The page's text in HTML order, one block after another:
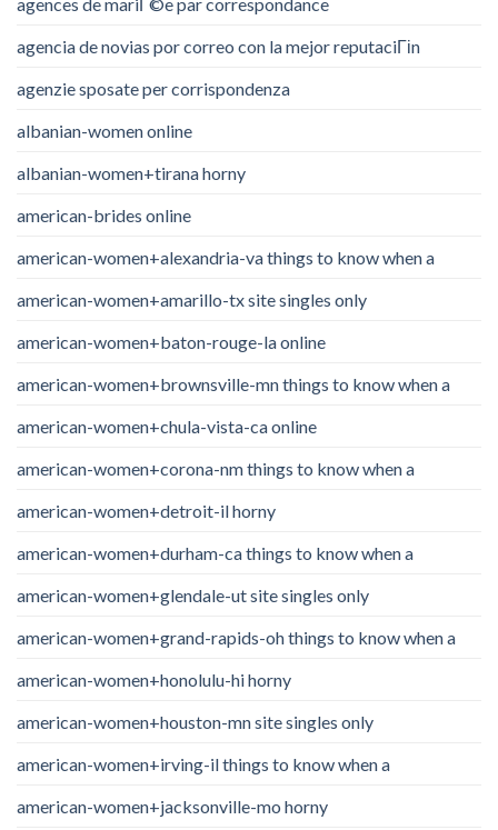
agencia de novias por correo con la mejor reputaciГіn
agenzie sposate per corrispondenza
albanian-women online
albanian-women+tirana horny
american-brides online
american-women+alexandria-va things to know when a
american-women+amarillo-tx site singles only
american-women+baton-rouge-la online
american-women+brownsville-mn things to know when a
american-women+chula-vista-ca online
american-women+corona-nm things to know when a
american-women+detroit-il horny
american-women+durham-ca things to know when a
american-women+glendale-ut site singles only
american-women+grand-rapids-oh things to know when a
american-women+honolulu-hi horny
american-women+houston-mn site singles only
american-women+irving-il things to know when a
american-women+jacksonville-mo horny